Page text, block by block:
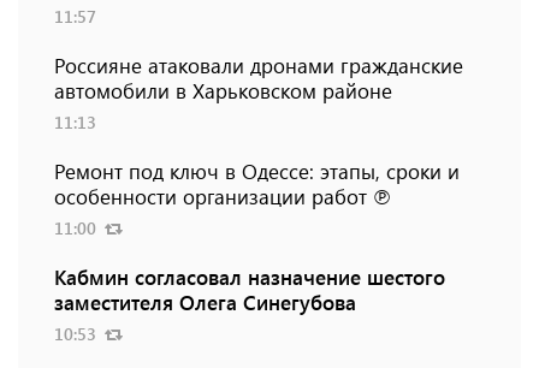
11:57
Россияне атаковали дронами гражданские
автомобили в Харьковском районе
11:13
Ремонт под ключ в Одессе: этапы, сроки и
особенности организации работ ℗
11:00
Кабмин согласовал назначение шестого
заместителя Олега Синегубова
10:53